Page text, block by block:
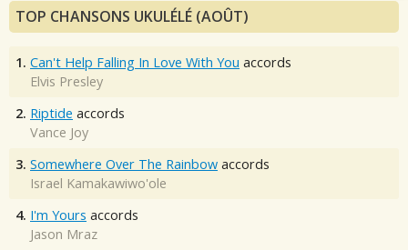
TOP CHANSONS UKULÉLÉ (AOÛT)
1. Can't Help Falling In Love With You accords
Elvis Presley
2. Riptide accords
Vance Joy
3. Somewhere Over The Rainbow accords
Israel Kamakawiwo'ole
4. I'm Yours accords
Jason Mraz